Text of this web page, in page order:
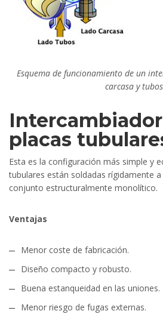
Esquema de funcionamiento de un
carcasa y tubos
placas
Esta es la configuración más simple y
tubulares están soldadas rígidamente
conjunto estructuralmente monolítico.
Ventajas
Menor coste de fabricación.
Diseño compacto y robusto.
Buena estanqueidad en las uniones.
Menor riesgo de fugas externas.